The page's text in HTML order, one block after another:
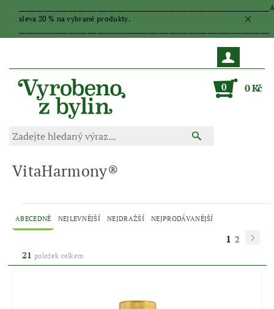
sleva 20 % na vybrané produkty.
0 0 Kč
VitaHarmony®
ABECEDNĚ NEJLEVNĚJŠÍ NEJDRAŽŠÍ NEJPRODÁVANĚJŠÍ
1 2
21 položek celkem